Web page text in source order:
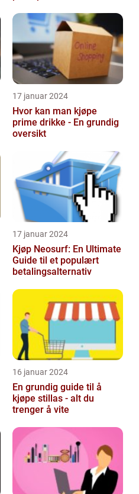
17 januar 2024
Hvor kan man kjøpe
prime drikke - En grundig
oversikt
17 januar 2024
Kjøp Neosurf: En Ultimate
Guide til et populært
betalingsalternativ
16 januar 2024
En grundig guide til å
kjøpe stillas - alt du
trenger å vite